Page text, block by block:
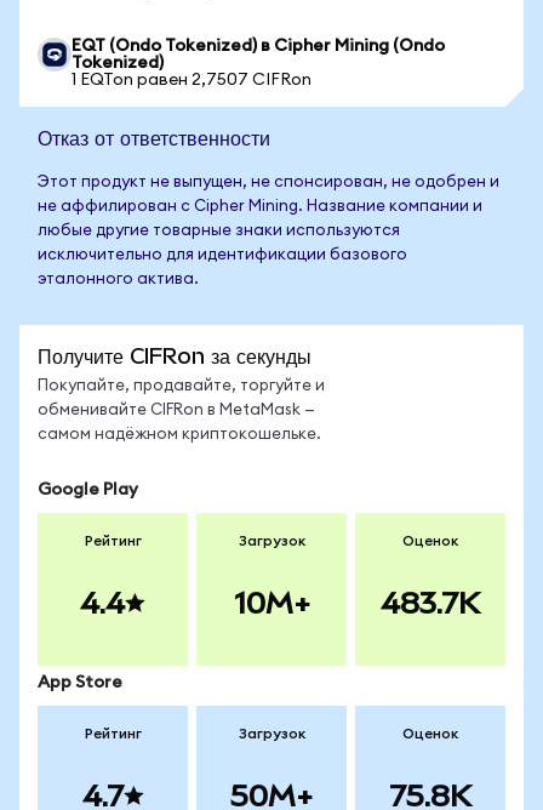
EQT (Ondo Tokenized) в Cipher Mining (Ondo
Tokenized)
1 EQTon равен 2,7507 CIFRon
Отказ от ответственности
Этот продукт не выпущен, не спонсирован, не одобрен и
не аффилирован с Cipher Mining. Название компании и
любые другие товарные знаки используются
исключительно для идентификации базового
эталонного актива.
Получите CIFRon за секунды
Покупайте, продавайте, торгуйте и
обменивайте CIFRon в MetaMask —
самом надёжном криптокошельке.
Google Play
Рейтинг
4.4
Загрузок
10M+
Оценок
483.7K
App Store
Рейтинг
4.7
Загрузок
50M+
Оценок
75.8K